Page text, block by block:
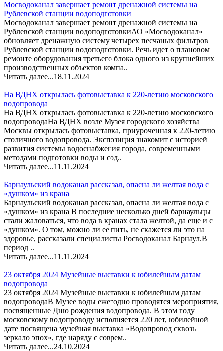
Мосводоканал завершает ремонт дренажной системы на
Рублевской станции водоподготовки
Мосводоканал завершает ремонт дренажной системы на
Рублевской станции водоподготовкиАО «Мосводоканал»
обновляет дренажную систему четырех песчаных фильтров
Рублевской станции водоподготовки. Речь идет о плановом
ремонте оборудования третьего блока одного из крупнейших
производственных объектов компа..
Читать далее...18.11.2024
На ВДНХ открылась фотовыставка к 220-летию московского
водопровода
На ВДНХ открылась фотовыставка к 220-летию московского
водопроводаНа ВДНХ возле Музея городского хозяйства
Москвы открылась фотовыставка, приуроченная к 220-летию
столичного водопровода. Экспозиция знакомит с историей
развития системы водоснабжения города, современными
методами подготовки воды и сод..
Читать далее...11.11.2024
Барнаульский водоканал рассказал, опасна ли желтая вода с
«душком» из крана
Барнаульский водоканал рассказал, опасна ли желтая вода с
«душком» из крана В последние несколько дней барнаульцы
стали жаловаться, что вода в кранах стала желтой, да еще и с
«душком». О том, можно ли ее пить, не скажется ли это на
здоровье, рассказали специалисты Росводоканал Барнаул.В
период ..
Читать далее...11.11.2024
23 октября 2024 Музейные выставки к юбилейным датам
водопровода
23 октября 2024 Музейные выставки к юбилейным датам
водопроводаВ Музее воды ежегодно проводятся мероприятия,
посвященные Дню рождения водопровода. В этом году
московскому водопроводу исполняется 220 лет, юбилейной
дате посвящена музейная выставка «Водопровод сквозь
зеркало эпох», где наряду с соврем..
Читать далее...24.10.2024